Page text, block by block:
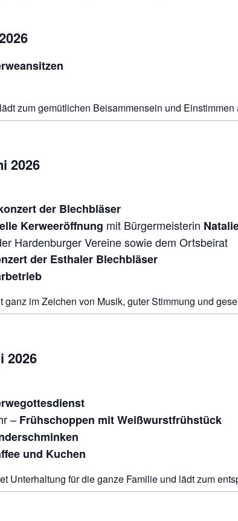
zum gemütlichen Beisammensein und
2026
der Blechbläser
Kerweeröffnung mit Bürgermeisterin
Hardenburger Vereine sowie dem Ortsbeirat
der Esthaler Blechbläser
ganz im Zeichen von Musik, guter Stimmung und
2026
– Frühschoppen mit Weißwurstfrühstück
und Kuchen
Unterhaltung für die ganze Familie und lädt zum